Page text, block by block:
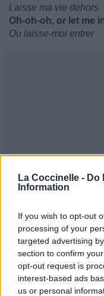
La Coccinelle - Do
Information
If you wish to opt-out
processing of your
targeted advertising
section to confirm
opt-out request is
interest-based ads
us or personal
Laisse ma vie dehors
Oh-oh-oh, or let me
Ou laisse-moi entrer
Publié parCanari